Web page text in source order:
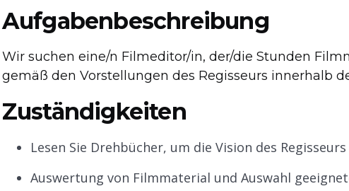
Aufgabenbeschreibung
Wir suchen eine/n Filmeditor/in, der/die Stunden
gemäß den Vorstellungen des Regisseurs innerhalb
Zuständigkeiten
Lesen Sie Drehbücher, um die Vision des
Auswertung von Filmmaterial und Auswahl